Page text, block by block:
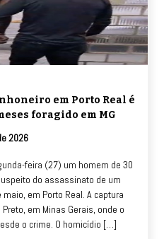
em Porto Real é
foragido em MG
2026
feira (27) um homem de 30
do assassinato de um
em Porto Real. A captura
em Minas Gerais, onde o
o crime. O homicídio […]